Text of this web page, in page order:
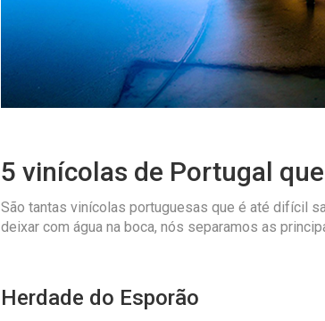
5 vinícolas de Portugal
São tantas vinícolas portuguesas que é até difícil
deixar com água na boca, nós separamos as
Herdade do Esporão